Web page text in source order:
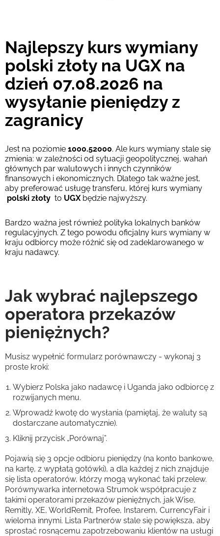
Prowizja Strumok, zawsze 0%
Najlepszy kurs wymiany
polski złoty na UGX na
dzień 07.08.2026 na
wysyłanie pieniędzy z
zagranicy
Jest na poziomie 1000.52000. Ale kurs wymiany stale się
zmienia: w zależności od sytuacji geopolitycznej, wahań
głównych par walutowych i innych czynników
finansowych i ekonomicznych. Dlatego tak ważne jest,
aby preferować usługę transferu, której kurs wymiany
polski złoty to UGXbędzie najwyższy.
Bardzo ważna jest również polityka lokalnych banków
regulacyjnych. Z tego powodu oficjalny kurs wymiany w
kraju odbiorcy może różnić się od zadeklarowanego w
kraju nadawcy.
Jak wybrać najlepszego
operatora przekazów
pieniężnych?
Musisz wypełnić formularz porównawczy - wykonaj 3
proste kroki:
Wybierz Polska jako nadawcę i Uganda jako odbiorcę z
rozwijanych menu.
Wprowadź kwotę do wysłania (pamiętaj, że waluty są
dostarczane automatycznie).
Kliknij przycisk „Porównaj”.
Pojawią się 3 opcje odbioru pieniędzy (na konto bankowe,
na kartę, z wypłatą gotówki), a dla każdej z nich znajduje
się lista operatorów, którzy mogą wykonać taki przelew.
Porównywarka internetowa Strumok współpracuje z
takimi operatorami przekazów pieniężnych, jak Wise,
Remitly, XE, WorldRemit, Profee, Instarem, CurrencyFair i
wieloma innymi. Lista Partnerów stale się powiększa, aby
sprostać rosnącemu zapotrzebowaniu klientów na usługi